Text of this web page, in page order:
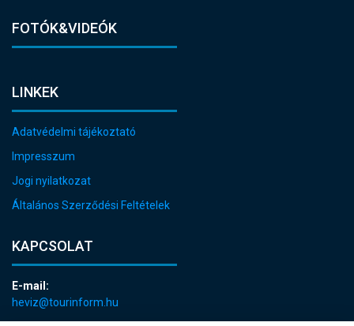
FOTÓK&VIDEÓK
LINKEK
Adatvédelmi tájékoztató
Impresszum
Jogi nyilatkozat
Általános Szerződési Feltételek
KAPCSOLAT
E-mail:
heviz@tourinform.hu